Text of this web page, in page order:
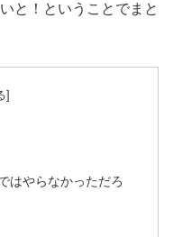
と！ということでまと
はやらなかっただろ